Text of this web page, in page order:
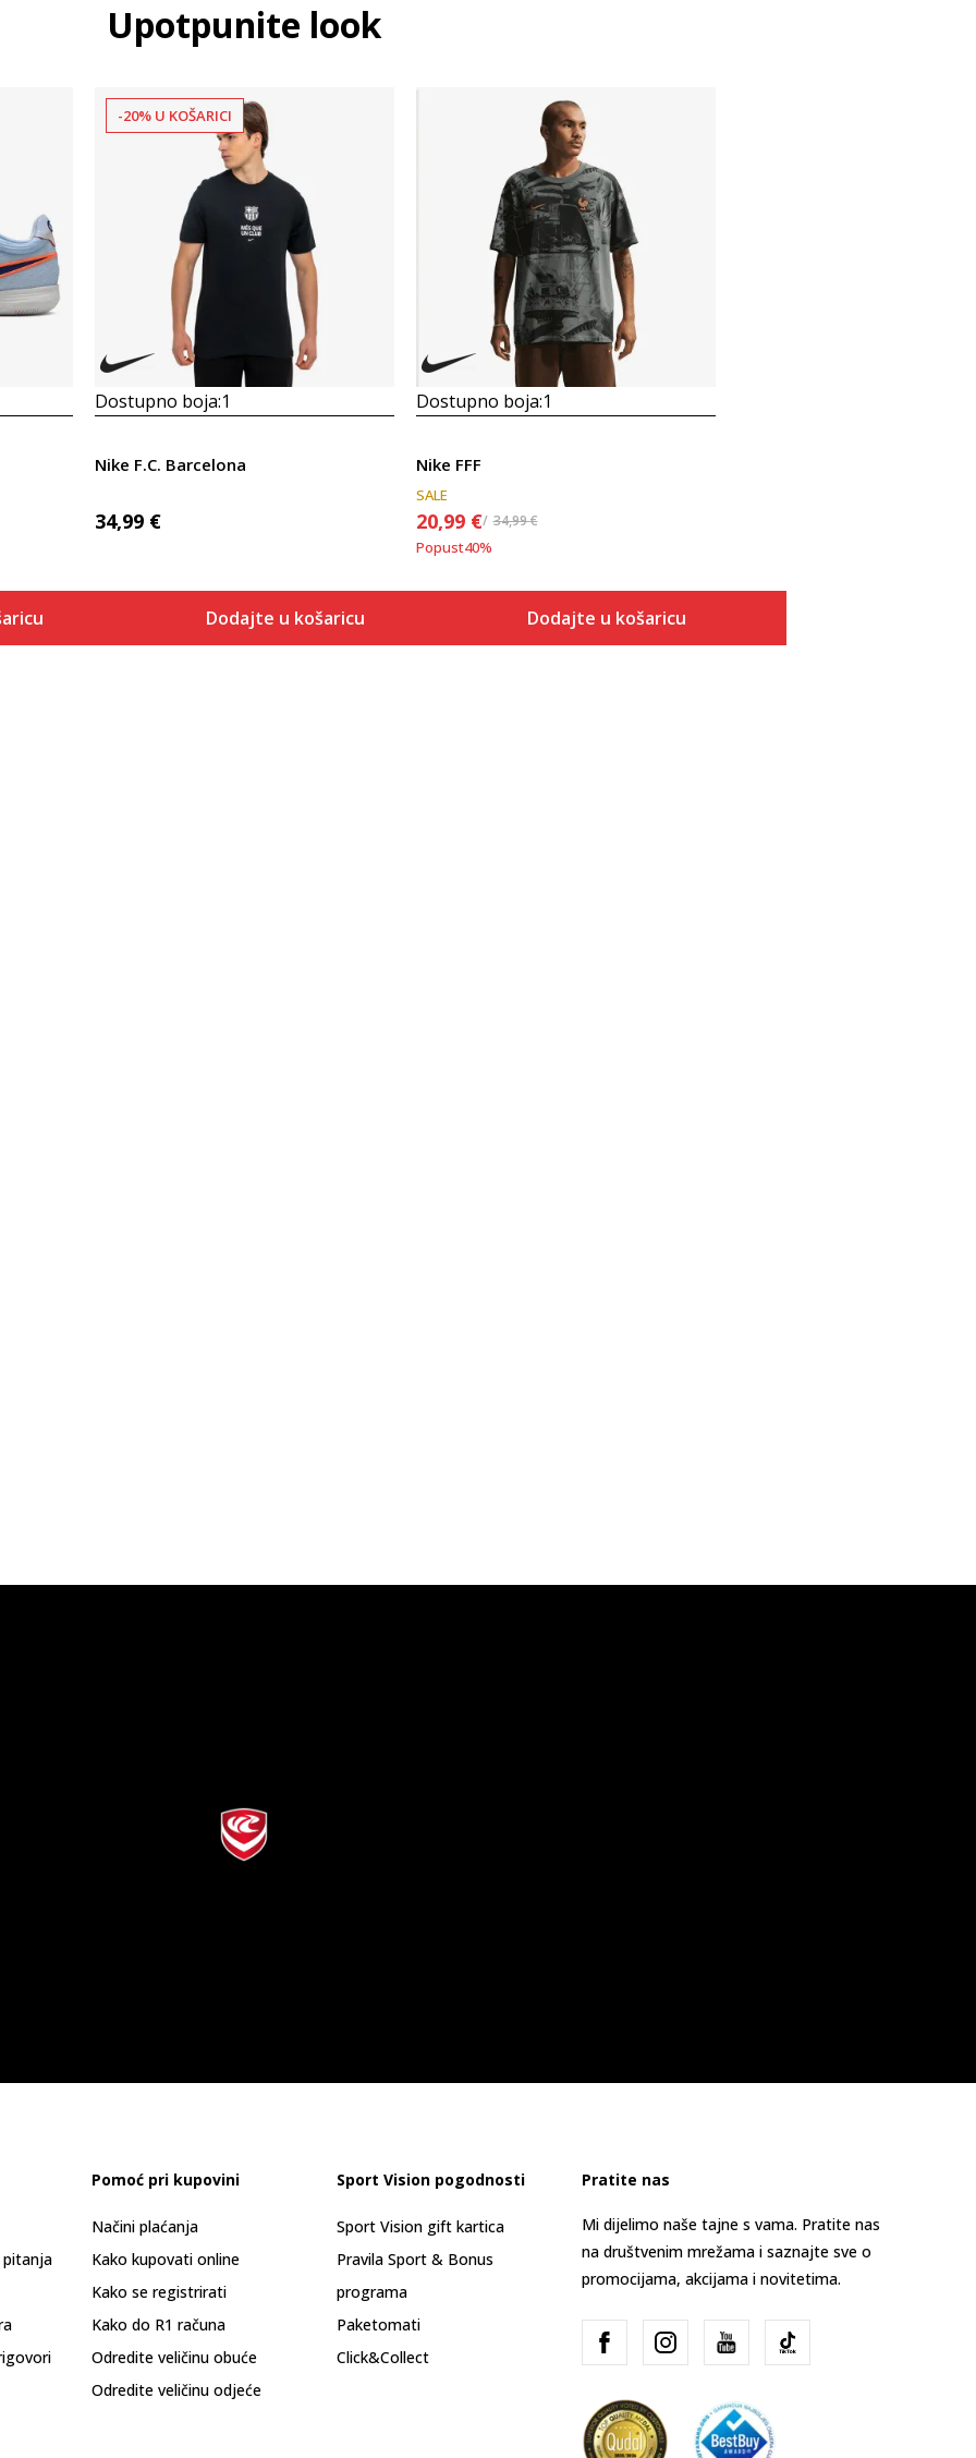
Upotpunite look
-20% U KOŠARICI
Dostupno boja:1
Nike F.C. Barcelona
34,99 €
Dodajte u košaricu
Dostupno boja:1
Nike FFF
SALE
20,99 € 34,99€
Popust40%
Dodajte u košaricu
pitanja
Pomoć pri kupovini
Načini plaćanja
Kako kupovati online
Kako se registrirati
Kako do R1 računa
Odredite veličinu obuće
Odredite veličinu odjeće
Sport Vision pogodnosti
Sport Vision gift kartica
Pravila Sport & Bonus
programa
Paketomati
Click&Collect
Pratite nas
Mi dijelimo naše tajne s vama. Pratite nas
na društvenim mrežama i saznajte sve o
promocijama, akcijama i novitetima.